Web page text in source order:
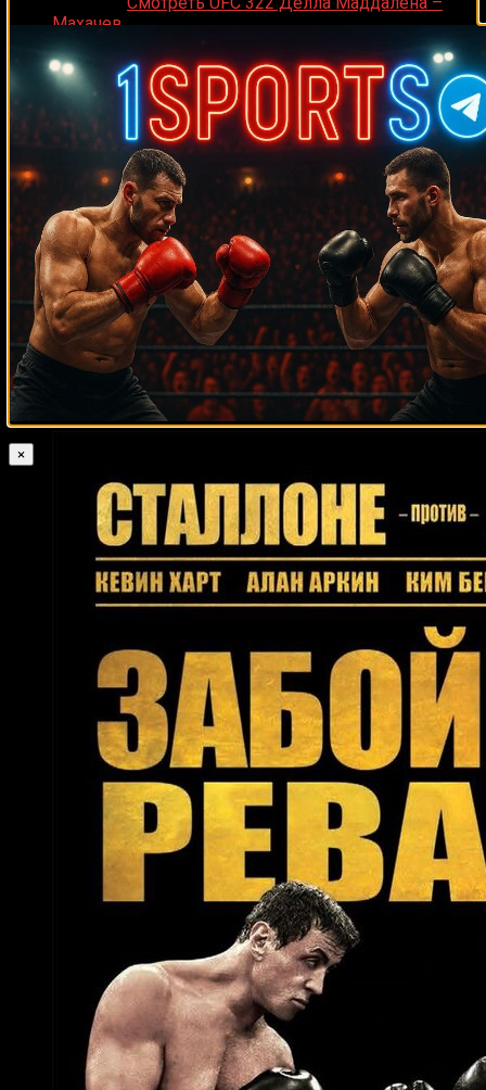
Махачев
Случайные боксеры
Серхио Агила Брюс СелдонКолби Ковингтон Уильям
Реджи Сандерс Вито Антуофермо Ангело Нунез Жозе
Карлуш да Силва Ричи Вентон Хосе Рейносо Хуан Карлос Пайано
Томми Харрисон
Кётаро Фудзимото Гай Стэнфорд
Джефф
Мейвезер
Джейк Родригес Виктор Эмилио Рамирес Келвин
Прайс Паулино Ускудун Билли Харди Макс Шмелинг Мигель
Марриага Родриго Валенсуэла Чарли Грин Ян Гарднер
Джон
Джон Молина Дэррил Тайсон Джесси Варгас
Лаймон
БрюстерОтто Валлин Джон Кэстл Эгидиюс
Каваляускас Виктор Уго Кастро Шерман Уильямс Эванс Ашира
Шон Брэди Джоуи Вегас Лоренцо Пул Трой Крэйн
Майкл Спинкс Леотис Мартин
Марио Антонио Масиас
Брейдис Прескотт
Фил Роу Юн Сун Пак
×